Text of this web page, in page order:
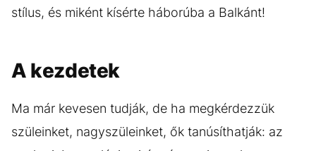
stílus, és miként kísérte háborúba a Balkánt!
A kezdetek
Ma már kevesen tudják, de ha megkérdezzük
szüleinket, nagyszüleinket, ők tanúsíthatják: az